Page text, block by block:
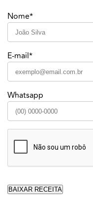
Nome*
E-mail*
Whatsapp